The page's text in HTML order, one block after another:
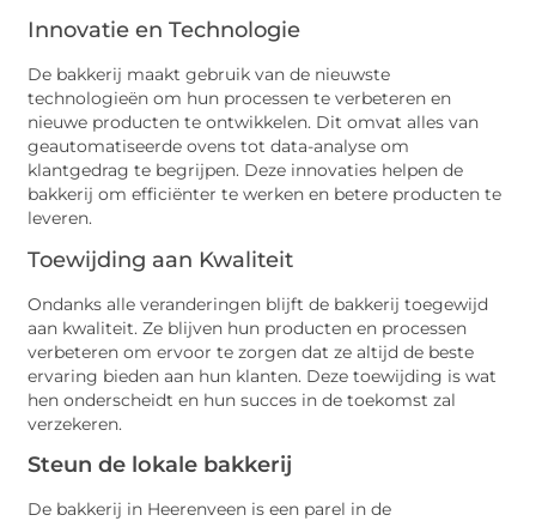
Innovatie en Technologie
De bakkerij maakt gebruik van de nieuwste
technologieën om hun processen te verbeteren en
nieuwe producten te ontwikkelen. Dit omvat alles van
geautomatiseerde ovens tot data-analyse om
klantgedrag te begrijpen. Deze innovaties helpen de
bakkerij om efficiënter te werken en betere producten te
leveren.
Toewijding aan Kwaliteit
Ondanks alle veranderingen blijft de bakkerij toegewijd
aan kwaliteit. Ze blijven hun producten en processen
verbeteren om ervoor te zorgen dat ze altijd de beste
ervaring bieden aan hun klanten. Deze toewijding is wat
hen onderscheidt en hun succes in de toekomst zal
verzekeren.
Steun de lokale bakkerij
De bakkerij in Heerenveen is een parel in de